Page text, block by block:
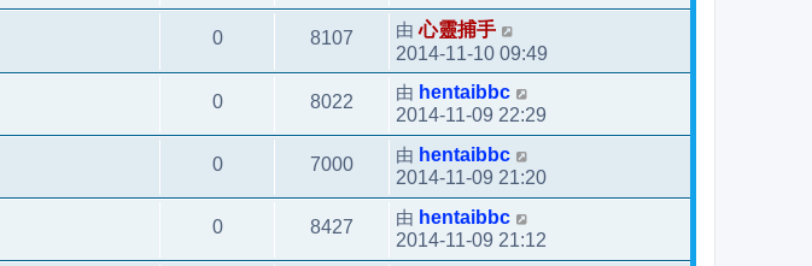
0 8107 由心靈捕手
2014-11-10 09:49
0 8022 由 hentaibbc
2014-11-09 22:29
0 7000 由 hentaibbc
2014-11-09 21:20
0 8427 由 hentaibbc
2014-11-09 21:12